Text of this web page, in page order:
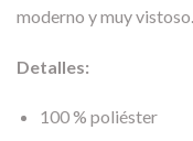
moderno y muy vistoso.
Detalles:
100 % poliéster